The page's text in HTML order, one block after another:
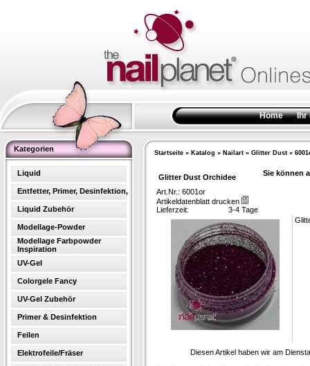
Home Ihr
Kategorien
Liquid
Entfetter, Primer, Desinfektion,
Liquid Zubehör
Modellage-Powder
Modellage Farbpowder
Inspiration
UV-Gel
Colorgele Fancy
UV-Gel Zubehör
Primer & Desinfektion
Feilen
Elektrofeile/Fräser
Startseite » Katalog » Nailart » Glitter Dust »
Glitter Dust Orchidee Sie können
Art.Nr.: 6001or
Artikeldatenblatt drucken
Lieferzeit:
3-4 Tage
Diesen Artikel haben wir am